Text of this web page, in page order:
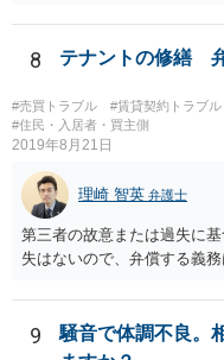
8 テナントの修繕
#売買トラブル #賃貸契約トラブル
#住民・入居者・買主側
2019年8月21日
理崎 智英 弁護士
第三者の故意または過失に
失はないので、弁償する義務
9
騒音で体調不良。